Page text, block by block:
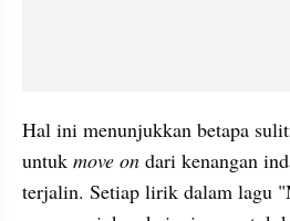
Hal ini menunjukkan betapa
untuk move on dari kenangan
terjalin. Setiap lirik dalam lagu